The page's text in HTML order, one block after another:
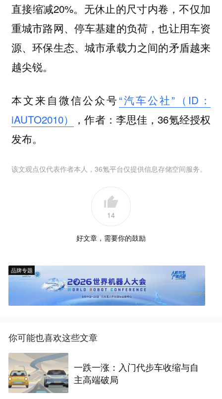
直接缩减20%。无休止的尺寸内卷，不仅加
重城市路网、停车基建的负荷，也让用车资
源、环保生态、城市承载力之间的矛盾越来
越尖锐。
本文来自微信公众号“汽车公社”（ID：
iAUTO2010）
，作者：李思佳，36氪经授权
发布。
该文观点仅代表作者本人，36氪平台仅提供信息存储空间服务。
14
好文章，需要你的鼓励
品牌专题
你可能也喜欢这些文章
一跌一涨：入门代步车收缩与自
主高端破局